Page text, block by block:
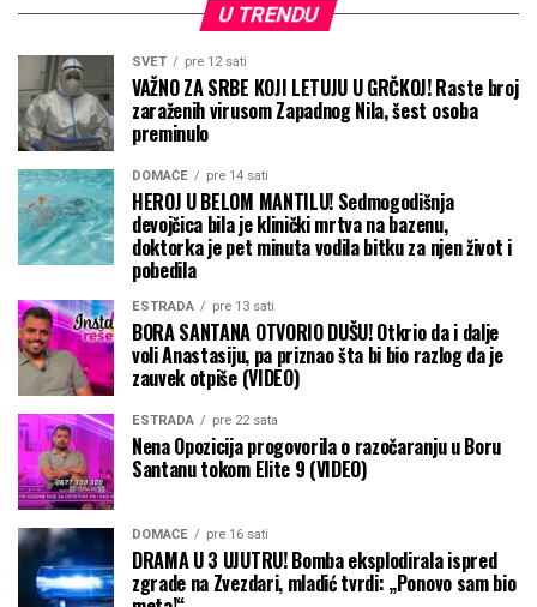
U TRENDU
SVET pre 12 sati
VAŽNO ZA SRBE KOJI LETUJU U GRČKOJ! Raste broj
zaraženih virusom Zapadnog Nila, šest osoba
preminulo
DOMAĆE pre 14 sati
HEROJ U BELOM MANTILU! Sedmogodišnja
devojčica bila je klinički mrtva na bazenu,
doktorka je pet minuta vodila bitku za njen život i
pobedila
ESTRADA pre 13 sati
BORA SANTANA OTVORIO DUŠU! Otkrio da i dalje
voli Anastasiju, pa priznao šta bi bio razlog da je
zauvek otpiše (VIDEO)
ESTRADA pre 22 sata
Nena Opozicija progovorila o razočaranju u Boru
Santanu tokom Elite 9 (VIDEO)
DOMAĆE pre 16 sati
DRAMA U 3 UJUTRU! Bomba eksplodirala ispred
zgrade na Zvezdari, mladić tvrdi: „Ponovo sam bio